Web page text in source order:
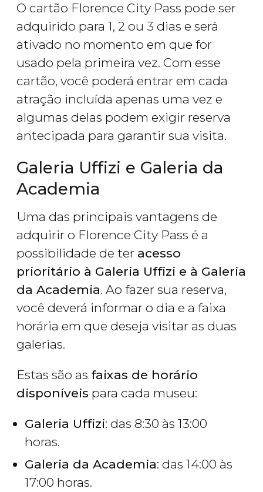
O cartão Florence City Pass pode ser
adquirido para 1, 2 ou 3 dias e será
ativado no momento em que for
usado pela primeira vez. Com esse
cartão, você poderá entrar em cada
atração incluída apenas uma vez e
algumas delas podem exigir reserva
antecipada para garantir sua visita.
Galeria Uffizi e Galeria da
Academia
Uma das principais vantagens de
adquirir o Florence City Pass é a
possibilidade de ter acesso
prioritário à Galeria Uffizi e à Galeria
da Academia. Ao fazer sua reserva,
você deverá informar o dia e a faixa
horária em que deseja visitar as duas
galerias.
Estas são as faixas de horário
disponíveis para cada museu:
Galeria Uffizi: das 8:30 às 13:00
horas.
Galeria da Academia: das 14:00 às
17:00 horas.